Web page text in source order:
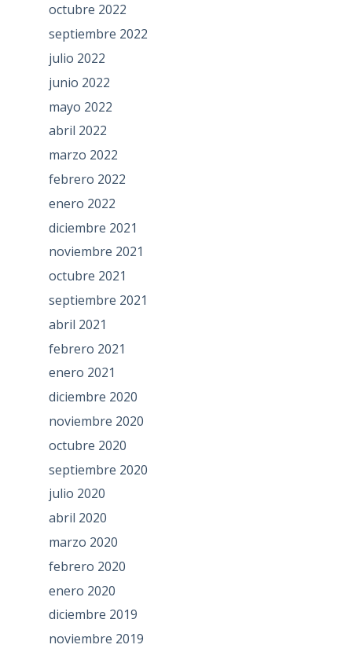
octubre 2022
septiembre 2022
julio 2022
junio 2022
mayo 2022
abril 2022
marzo 2022
febrero 2022
enero 2022
diciembre 2021
noviembre 2021
octubre 2021
septiembre 2021
abril 2021
febrero 2021
enero 2021
diciembre 2020
noviembre 2020
octubre 2020
septiembre 2020
julio 2020
abril 2020
marzo 2020
febrero 2020
enero 2020
diciembre 2019
noviembre 2019